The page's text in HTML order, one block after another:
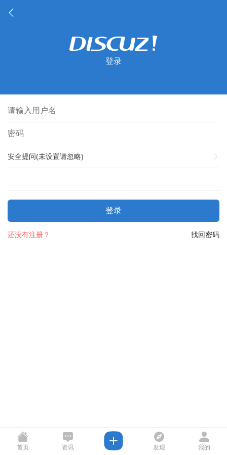
登录
安全提问(未设置请忽略)
登录
找回密码
还没有注册？
首页 资讯 发现 我的